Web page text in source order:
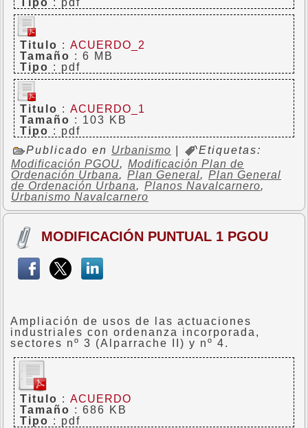
Tipo : pdf
Titulo :ACUERDO_2
Tamaño : 6 MB
Tipo : pdf
Titulo :ACUERDO_1
Tamaño : 103 KB
Tipo : pdf
Publicado en Urbanismo
Etiquetas:
Modificación PGOU, Modificación Plan de
Ordenación Urbana, Plan General, Plan General
de Ordenación Urbana, Planos Navalcarnero,
Urbanismo Navalcarnero
MODIFICACIÓN PUNTUAL 1 PGOU
Ampliación de usos de las actuaciones
industriales con ordenanza incorporada,
sectores nº 3 (Alparrache II) y nº 4.
Titulo :ACUERDO
Tamaño : 686 KB
Tipo : pdf